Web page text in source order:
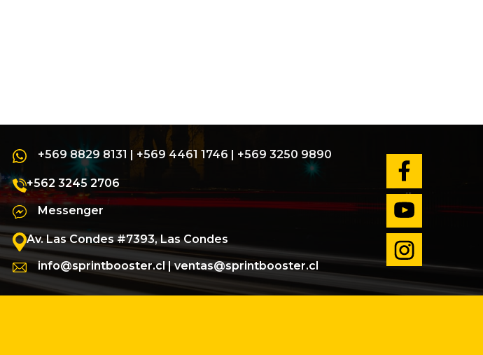
+569 8829 8131 | +569 4461 1746 | +569 3250 9890
+562 3245 2706
Messenger
Av. Las Condes #7393, Las Condes
info@sprintbooster.cl|ventas@sprintbooster.cl